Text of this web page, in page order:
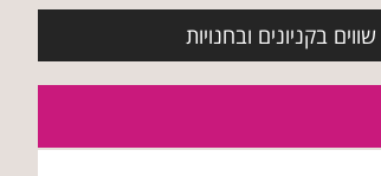
בקניונים ובחנויות